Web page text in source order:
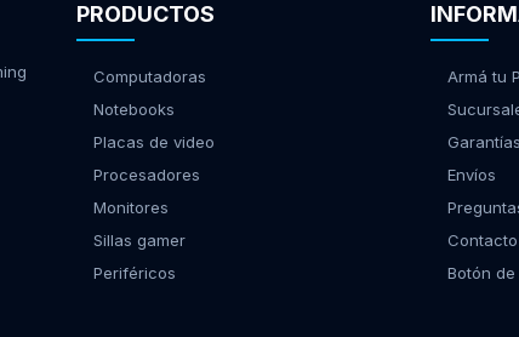
PRODUCTOS
Computadoras
Notebooks
Placas de video
Procesadores
Monitores
Sillas gamer
Periféricos
Armá tu
Garantías
Envíos
Contacto
Botón